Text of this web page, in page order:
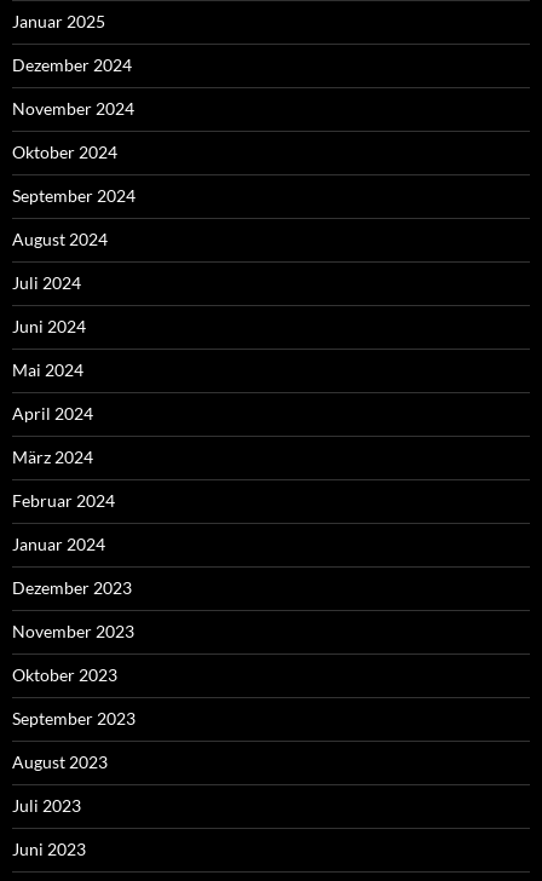
Januar 2025
Dezember 2024
November 2024
Oktober 2024
September 2024
August 2024
Juli 2024
Juni 2024
Mai 2024
April 2024
März 2024
Februar 2024
Januar 2024
Dezember 2023
November 2023
Oktober 2023
September 2023
August 2023
Juli 2023
Juni 2023